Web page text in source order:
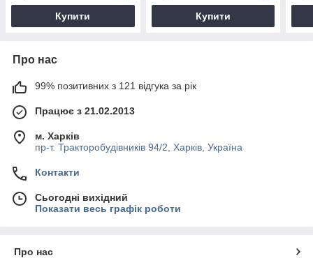
Купити Купити
Про нас
99% позитивних з 121 відгука за рік
Працює з 21.02.2013
м. Харків
пр-т. Тракторобудівників 94/2, Харків, Україна
Контакти
Сьогодні вихідний
Показати весь графік роботи
Про нас